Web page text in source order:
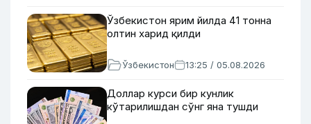
Ўзбекистон ярим йилда 41 тонна
олтин харид қилди
Ўзбекистон 13:25 / 05.08.2026
Доллар курси бир кунлик
кўтарилишдан сўнг яна тушди